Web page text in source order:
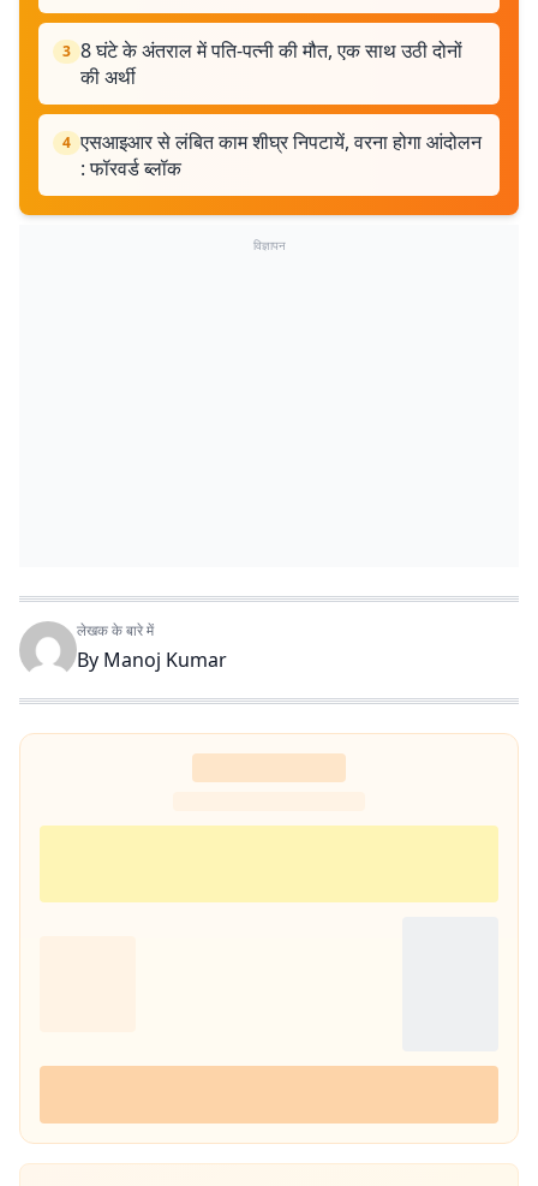
3 8 घंटे के अंतराल में पति-पत्नी की मौत, एक साथ उठी दोनों
की अर्थी
4 एसआइआर से लंबित काम शीघ्र निपटायें, वरना होगा आंदोलन
: फॉरवर्ड ब्लॉक
विज्ञापन
लेखक के बारे में
By Manoj Kumar